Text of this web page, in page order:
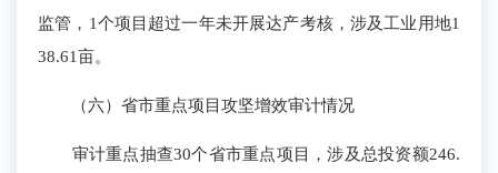
监管 ，1个项目超过一年未开展达产考核，涉及工业用地1
38.61亩。
（六）省市重点项目攻坚增效审计情况
审计重点抽查30个省市重点项目，涉及总投资额246.